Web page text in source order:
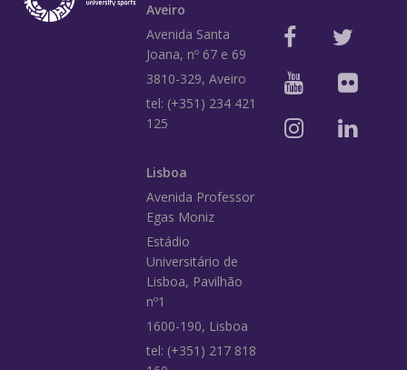
Aveiro
Avenida Santa
Joana, nº 67 e 69
3810-329, Aveiro
tel: (+351) 234 421
125
Lisboa
Avenida Professor
Egas Moniz
Estádio
Universitário de
Lisboa, Pavilhão
nº1
1600-190, Lisboa
tel: (+351) 217 818